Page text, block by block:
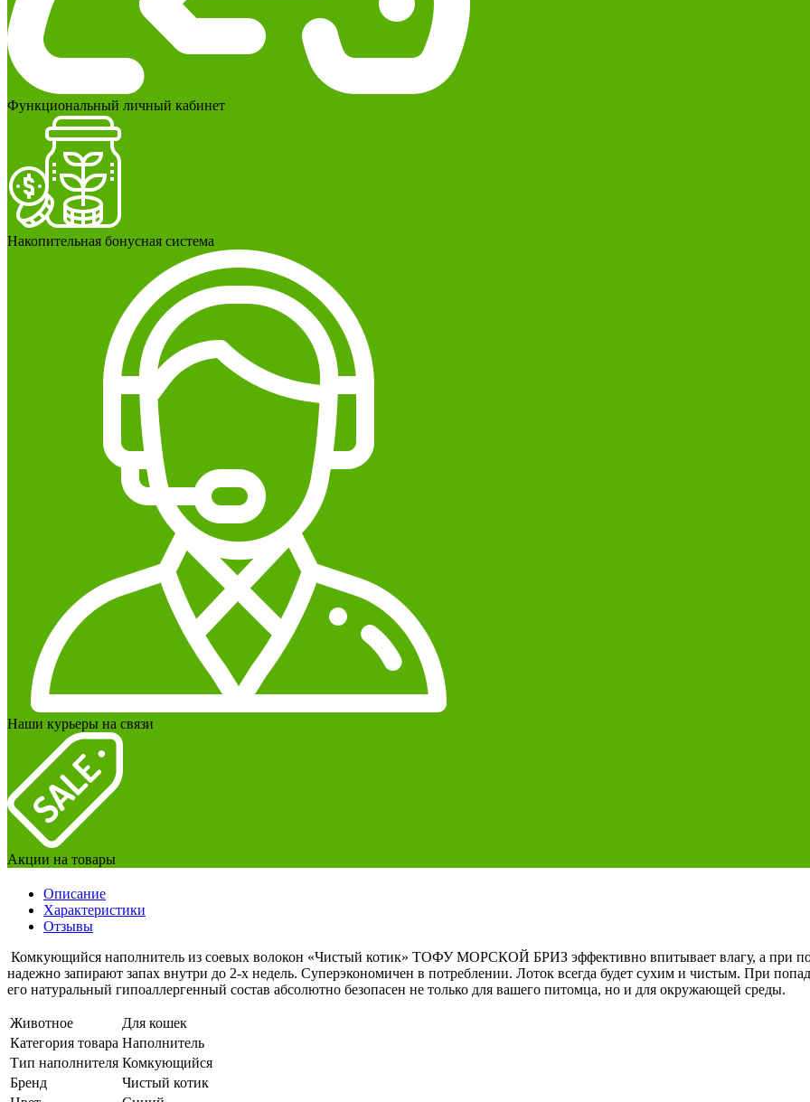
Функциональный личный кабинет
Накопительная бонусная система
Наши курьеры на связи
Акции на товары
Описание
Характеристики
Отзывы
Комкующийся наполнитель из соевых волокон «Чистый котик» ТОФУ МОРСКОЙ БРИЗ эффективно впитывает влагу, а при
надежно запирают запах внутри до 2-х недель. Суперэкономичен в потреблении. Лоток всегда будет сухим и чистым. При
его натуральный гипоаллергенный состав абсолютно безопасен не только для вашего питомца, но и для окружающей среды.
Животное
Для кошек
Категория товара Наполнитель
Тип наполнителя Комкующийся
Бренд
Чистый котик